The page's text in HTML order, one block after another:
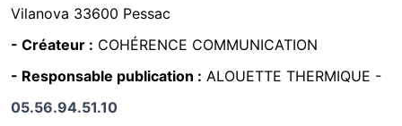
Vilanova 33600 Pessac
- Créateur : COHÉRENCE COMMUNICATION
- Responsable publication : ALOUETTE THERMIQUE -
05.56.94.51.10